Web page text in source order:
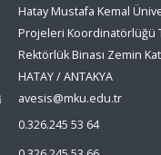
Hatay Mustafa Kemal
Projeleri Koordinatörlüğü
Rektörlük Binası Zemin Kat
HATAY / ANTAKYA
avesis@mku.edu.tr
0.326.245 53 64